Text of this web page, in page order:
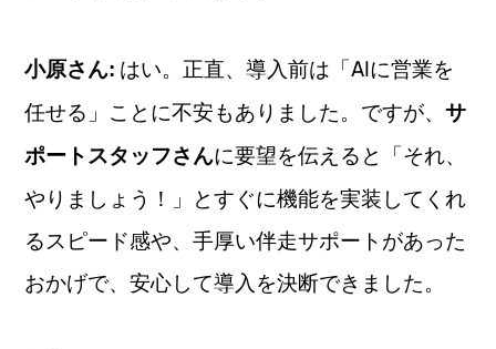
小原さん: はい。正直、導入前は「AIに営業を
任せる」ことに不安もありました。ですが、サ
ポートスタッフさんに要望を伝えると「それ、
やりましょう！」とすぐに機能を実装してくれ
るスピード感や、手厚い伴走サポートがあった
おかげで、安心して導入を決断できました。